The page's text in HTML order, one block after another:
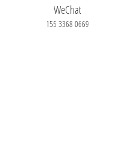
WeChat
155 3368 0669